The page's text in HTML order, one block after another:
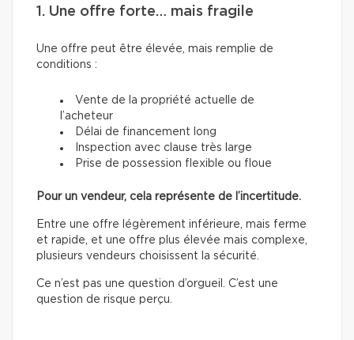
1. Une offre forte… mais fragile
Une offre peut être élevée, mais remplie de
conditions :
Vente de la propriété actuelle de
l’acheteur
Délai de financement long
Inspection avec clause très large
Prise de possession flexible ou floue
Pour un vendeur, cela représente de l’incertitude.
Entre une offre légèrement inférieure, mais ferme
et rapide, et une offre plus élevée mais complexe,
plusieurs vendeurs choisissent la sécurité.
Ce n’est pas une question d’orgueil. C’est une
question de risque perçu.